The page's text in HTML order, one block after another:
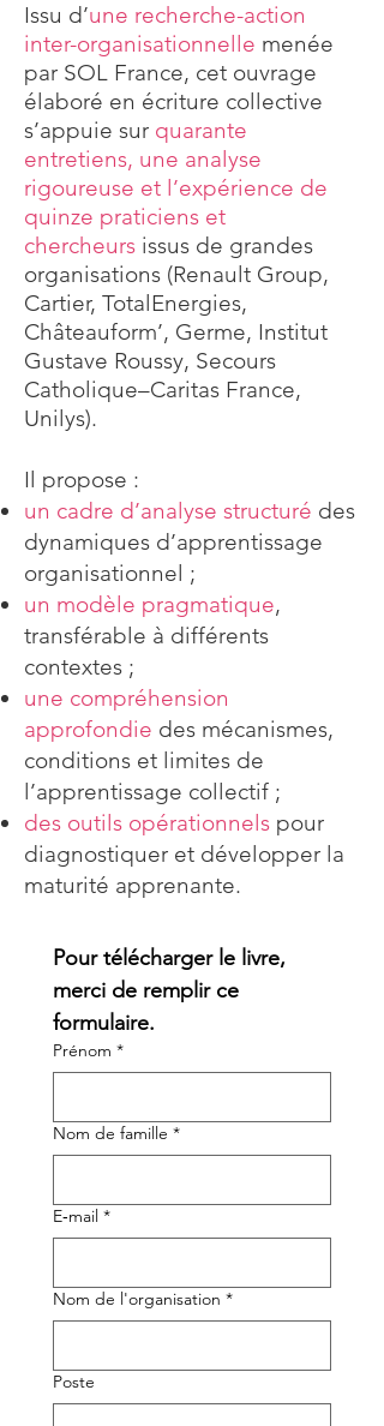
Issu d’une recherche-action
inter-organisationnelle menée
par SOL France, cet ouvrage
élaboré en écriture collective
s’appuie sur quarante
entretiens, une analyse
rigoureuse et l’expérience de
quinze praticiens et
chercheurs issus de grandes
organisations (Renault Group,
Cartier, TotalEnergies,
Châteauform’, Germe, Institut
Gustave Roussy, Secours
Catholique–Caritas France,
Unilys).
Il propose :
un cadre d’analyse structuré des
dynamiques d’apprentissage
organisationnel ;
un modèle pragmatique,
transférable à différents
contextes ;
une compréhension
approfondie des mécanismes,
conditions et limites de
l’apprentissage collectif ;
des outils opérationnels pour
diagnostiquer et développer la
maturité apprenante.
Pour télécharger le livre,
merci de remplir ce
Prénom *
Nom de famille *
E‑mail *
Nom de l'organisation *
Poste